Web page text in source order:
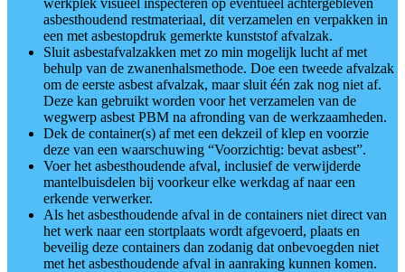
asbesthoudend restmateriaal, dit verzamelen en verpakken in
een met asbestopdruk gemerkte kunststof afvalzak.
Sluit asbestafvalzakken met zo min mogelijk lucht af met
behulp van de zwanenhalsmethode. Doe een tweede afvalzak
om de eerste asbest afvalzak, maar sluit één zak nog niet af.
Deze kan gebruikt worden voor het verzamelen van de
wegwerp asbest PBM na afronding van de werkzaamheden.
Dek de container(s) af met een dekzeil of klep en voorzie
deze van een waarschuwing “Voorzichtig: bevat asbest”.
Voer het asbesthoudende afval, inclusief de verwijderde
mantelbuisdelen bij voorkeur elke werkdag af naar een
erkende verwerker.
Als het asbesthoudende afval in de containers niet direct van
het werk naar een stortplaats wordt afgevoerd, plaats en
beveilig deze containers dan zodanig dat onbevoegden niet
met het asbesthoudende afval in aanraking kunnen komen.